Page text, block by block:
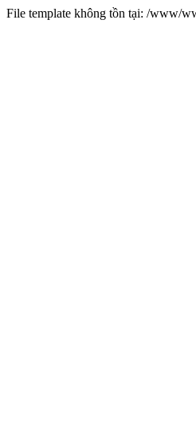
File template không tồn tại: /www/